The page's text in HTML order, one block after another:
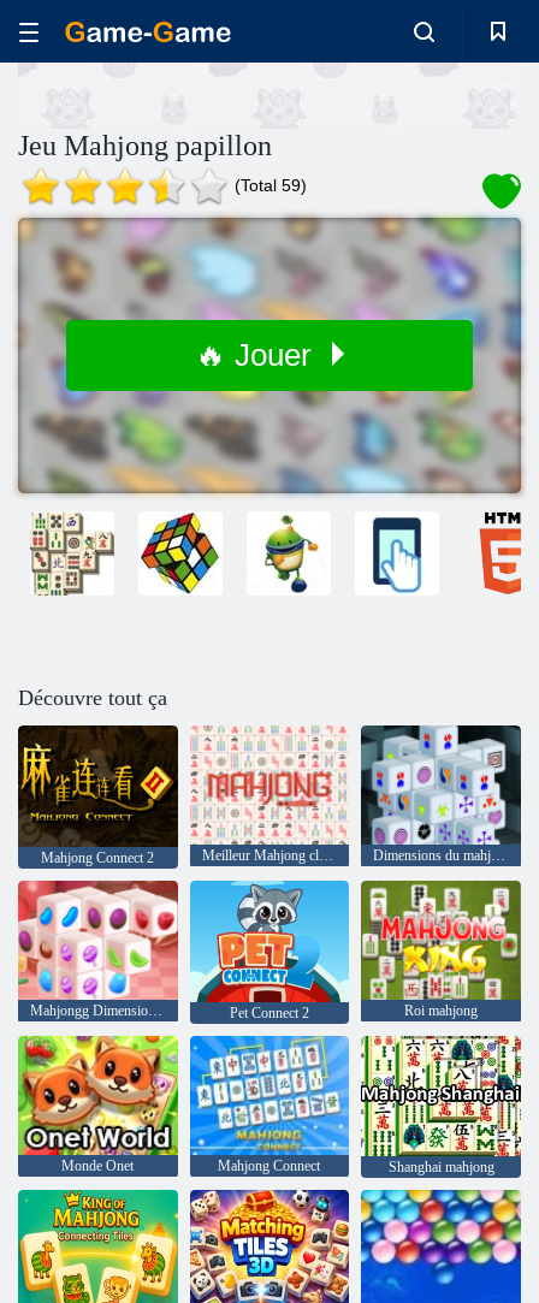
Jeu Mahjong papillon
(Total 59)
🔥 Jouer
Découvre tout ça
Mahjong Connect 2 Meilleur Mahjong classique Dimensions du mahjong 15 minutes
Mahjongg Dimensions Bonbons Pet Connect 2 Roi mahjong
Monde Onet Mahjong Connect Shanghai mahjong